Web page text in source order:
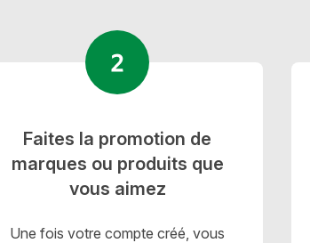
Faites la promotion de
marques ou produits que
vous aimez
Une fois votre compte créé, vous